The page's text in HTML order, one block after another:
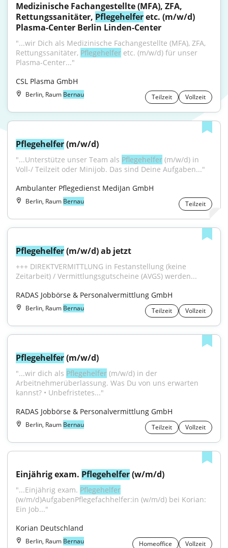
Medizinische Fachangestellte (MFA), ZFA,
Rettungssanitäter, Pflegehelfer etc. (m/w/d)
Plasma-Center Berlin Linden-Center
"...wir Dich als Medizinische Fachangestellte (MFA), ZFA,
Rettungssanitäter, Pflegehelfer etc. (m/w/d) für unser
Plasma-Center..."
CSL Plasma GmbH
Berlin, Raum Bernau Teilzeit Vollzeit
Pflegehelfer (m/w/d)
"...Unterstütze unser Team als Pflegehelfer (m/w/d) in
Voll-/ Teilzeit oder Minijob. Das sind Deine Aufgaben..."
Ambulanter Pflegedienst MediJan GmbH
Berlin, Raum Bernau Teilzeit
Pflegehelfer (m/w/d) ab jetzt
+++ DIREKTVERMITTLUNG in Festanstellung (keine
Zeitarbeit) / Vermittlungsgutscheine (AVGS) werden...
RADAS Jobbörse & Personalvermittlung GmbH
Berlin, Raum Bernau Teilzeit Vollzeit
Pflegehelfer (m/w/d)
"...wir dich als Pflegehelfer (m/w/d) in der
Arbeitnehmerüberlassung. Was Du von uns erwarten
kannst? • Unbefristetes..."
RADAS Jobbörse & Personalvermittlung GmbH
Berlin, Raum Bernau Teilzeit Vollzeit
Einjährig exam. Pflegehelfer (w/m/d)
"...Einjährig exam. Pflegehelfer
(w/m/d)AufgabenPflegefachhelfer:in (w/m/d) bei Korian:
Ein Job..."
Korian Deutschland
Berlin, Raum Bernau Homeoffice
Vollzeit